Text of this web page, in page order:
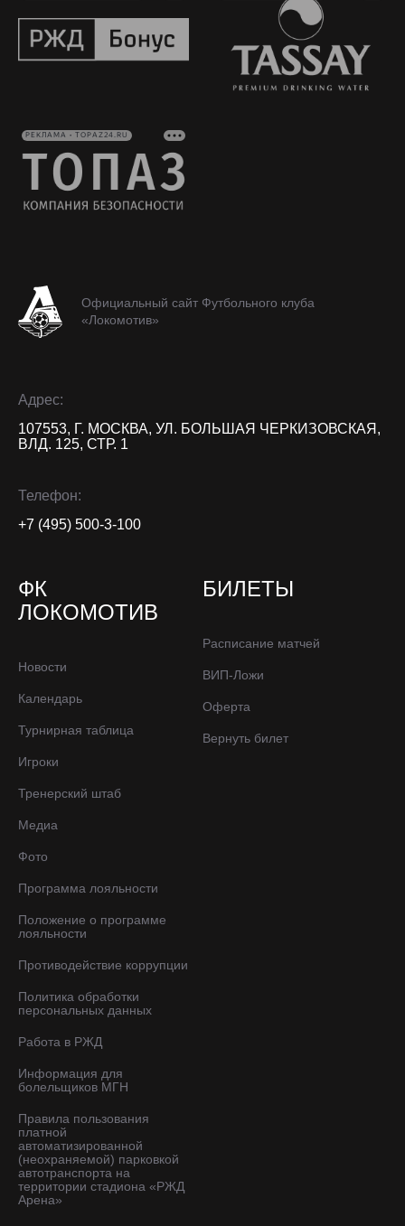
РЕКЛАМА • TOPAZ24.RU
Официальный сайт Футбольного клуба
«Локомотив»
Адрес:
107553, Г. МОСКВА, УЛ. БОЛЬШАЯ ЧЕРКИЗОВСКАЯ,
ВЛД. 125, СТР. 1
Телефон:
+7 (495) 500-3-100
ФК
ЛОКОМОТИВ
Новости
Календарь
Турнирная таблица
Игроки
Тренерский штаб
Медиа
Фото
Программа лояльности
Положение о программе
лояльности
Противодействие коррупции
Политика обработки
персональных данных
Работа в РЖД
Информация для
болельщиков МГН
Правила пользования
платной
автоматизированной
(неохраняемой) парковкой
автотранспорта на
территории стадиона «РЖД
Арена»
БИЛЕТЫ
Расписание матчей
ВИП-Ложи
Оферта
Вернуть билет